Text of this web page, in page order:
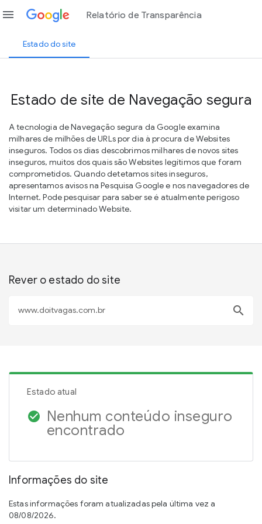
menu Relatório de Transparência
Estado do site
Estado de site de Navegação segura
A tecnologia de Navegação segura da Google examina
milhares de milhões de URLs por dia à procura de Websites
inseguros. Todos os dias descobrimos milhares de novos sites
inseguros, muitos dos quais são Websites legítimos que foram
comprometidos. Quando detetamos sites inseguros,
apresentamos avisos na Pesquisa Google e nos navegadores de
Internet. Pode pesquisar para saber se é atualmente perigoso
visitar um determinado Website.
Rever o estado do site
search
Estado atual
check_circle Nenhum conteúdo inseguro
encontrado
Informações do site
Estas informações foram atualizadas pela última vez a
08/08/2026.